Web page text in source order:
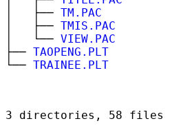
│ ├── TM.PAC
│ ├── TMIS.PAC
│ └── VIEW.PAC
├── TAOPENG.PLT
└── TRAINEE.PLT
3 directories, 58 files